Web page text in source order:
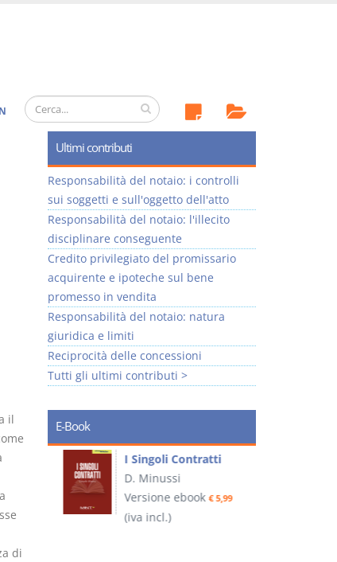
il
di
Ultimi contributi
Responsabilità del notaio: i controlli
sui soggetti e sull'oggetto dell'atto
Responsabilità del notaio: l'illecito
disciplinare conseguente
Credito privilegiato del promissario
acquirente e ipoteche sul bene
promesso in vendita
Responsabilità del notaio: natura
giuridica e limiti
Reciprocità delle concessioni
Tutti gli ultimi contributi >
E-Book
5,99
I Singoli Contratti
D. Minussi
Versione ebook € 5,99
(iva incl.)